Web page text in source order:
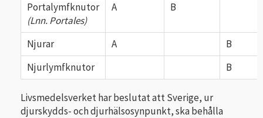
Portalymfknutor
(Lnn. Portales)
A B
Njurar A
B
Njurlymfknutor
B
Livsmedelsverket har beslutat att Sverige, ur
djurskydds- och djurhälsosynpunkt, ska behålla